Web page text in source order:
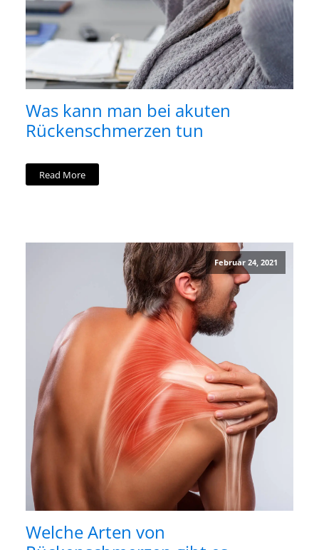
Was kann man bei akuten
Rückenschmerzen tun
Read More
Februar 24, 2021
Welche Arten von